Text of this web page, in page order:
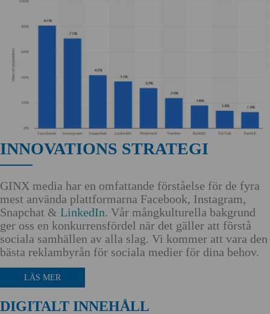
INNOVATIONS STRATEGI
GINX media har en omfattande förståelse för de fyra
mest använda plattformarna Facebook, Instagram,
Snapchat & LinkedIn. Vår mångkulturella bakgrund
ger oss en konkurrensfördel när det gäller att förstå
sociala samhällen av alla slag. Vi kommer att vara den
bästa reklambyrån för sociala medier för dina behov.
LÄS MER
DIGITALT INNEHÅLL